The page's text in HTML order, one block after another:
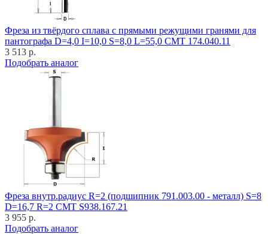
Фреза из твёрдого сплава с прямыми режущими гранями для
пантографа D=4,0 I=10,0 S=8,0 L=55,0 CMT 174.040.11
3 513 р.
Подобрать аналог
Фреза внутр.радиус R=2 (подшипник 791.003.00 - металл) S=8
D=16,7 R=2 CMT S938.167.21
3 955 р.
Подобрать аналог